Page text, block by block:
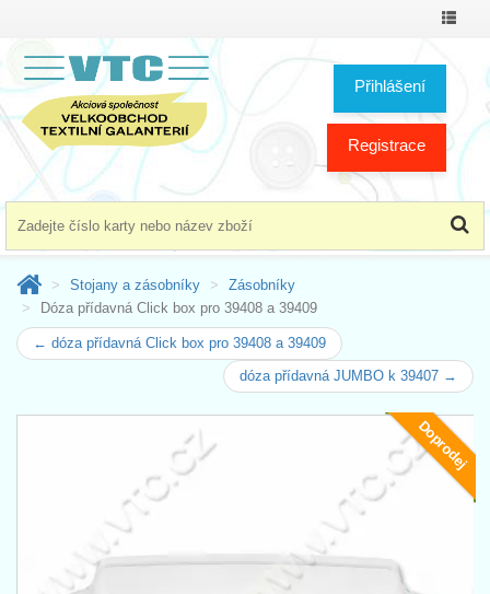
Přihlášení
Registrace
Stojany a zásobníky
Zásobníky
Dóza přídavná Click box pro 39408 a 39409
← dóza přídavná Click box pro 39408 a 39409
dóza přídavná JUMBO k 39407 →
Doprodej